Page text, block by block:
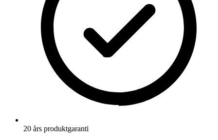
20 års produktgaranti